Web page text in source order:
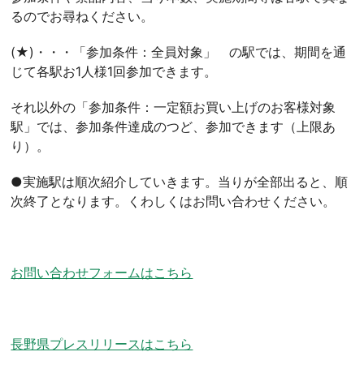
るのでお尋ねください。
(★)・・・「参加条件：全員対象」 の駅では、期間を通
じて各駅お1人様1回参加できます。
それ以外の「参加条件：一定額お買い上げのお客様対象
駅」では、参加条件達成のつど、参加できます（上限あ
り）。
●実施駅は順次紹介していきます。当りが全部出ると、順
次終了となります。くわしくはお問い合わせください。
お問い合わせフォームはこちら
長野県プレスリリースはこちら